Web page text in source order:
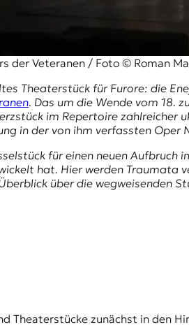
der Veteranen / Foto © Roman
Theaterstück für Furore: die
. Das um die Wende vom 18.
im Repertoire zahlreicher
in der von ihm verfassten Oper
für einen neuen Aufbruch
hat. Hier werden Traumata
über die wegweisenden